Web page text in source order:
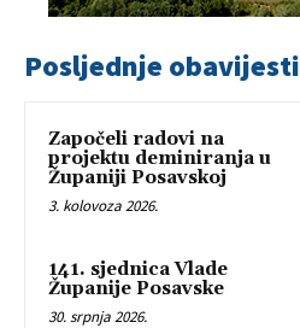
Posljednje obavijesti
Započeli radovi na
projektu deminiranja u
Županiji Posavskoj
3. kolovoza 2026.
141. sjednica Vlade
Županije Posavske
30. srpnja 2026.